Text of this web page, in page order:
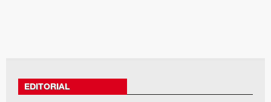
EDITORIAL